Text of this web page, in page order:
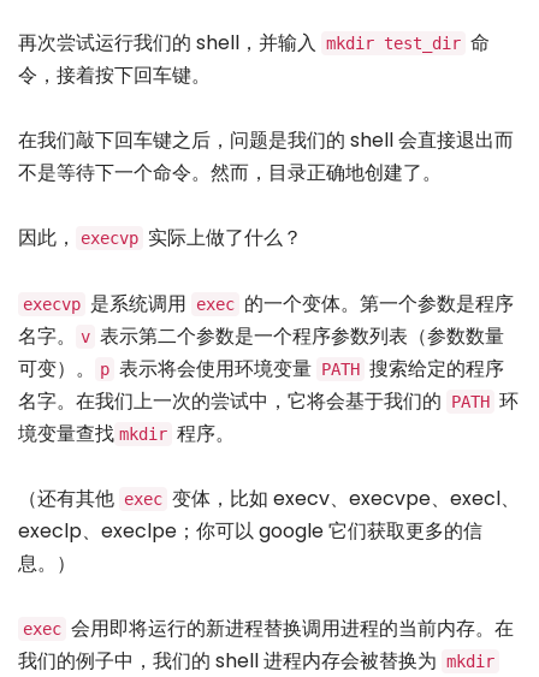
再次尝试运行我们的 shell，并输入 mkdir test_dir 命
令，接着按下回车键。
在我们敲下回车键之后，问题是我们的 shell 会直接退出而
不是等待下一个命令。然而，目录正确地创建了。
因此， execvp 实际上做了什么？
execvp 是系统调用 exec 的一个变体。第一个参数是程序
名字。
v 表示第二个参数是一个程序参数列表（参数数量
可变）。
p 表示将会使用环境变量 PATH 搜索给定的程序
名字。在我们上一次的尝试中，它将会基于我们的
PATH 环
境变量查找 mkdir 程序。
（还有其他 exec 变体，比如 execv、execvpe、execl、
execlp、execlpe；你可以 google 它们获取更多的信
息。）
exec 会用即将运行的新进程替换调用进程的当前内存。在
我们的例子中，我们的 shell 进程内存会被替换为 mkdir